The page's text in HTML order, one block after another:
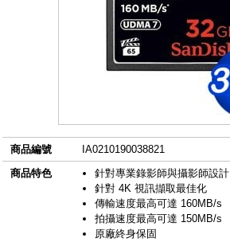
商品編號
IA0210190038821
商品特色
針對專業錄影師與攝影師設計
針對 4K 視訊擷取最佳化
傳輸速度最高可達 160MB/s
拍攝速度最高可達 150MB/s
原廠終身保固